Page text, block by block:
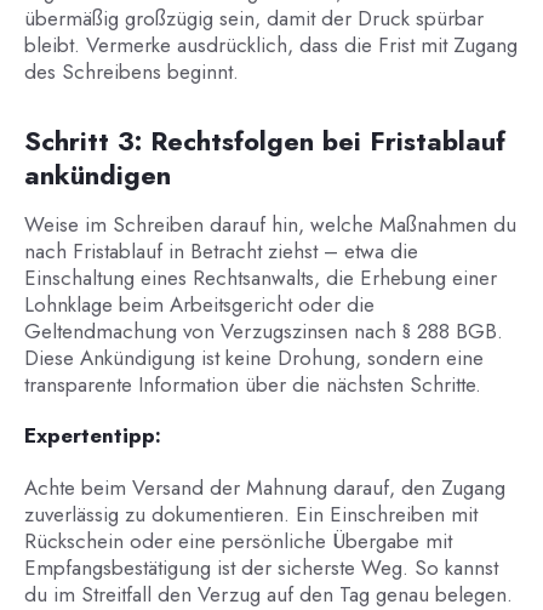
übermäßig großzügig sein, damit der Druck spürbar
bleibt. Vermerke ausdrücklich, dass die Frist mit Zugang
des Schreibens beginnt.
Schritt 3: Rechtsfolgen bei Fristablauf
ankündigen
Weise im Schreiben darauf hin, welche Maßnahmen du
nach Fristablauf in Betracht ziehst – etwa die
Einschaltung eines Rechtsanwalts, die Erhebung einer
Lohnklage beim Arbeitsgericht oder die
Geltendmachung von Verzugszinsen nach § 288 BGB.
Diese Ankündigung ist keine Drohung, sondern eine
transparente Information über die nächsten Schritte.
Expertentipp:
Achte beim Versand der Mahnung darauf, den Zugang
zuverlässig zu dokumentieren. Ein Einschreiben mit
Rückschein oder eine persönliche Übergabe mit
Empfangsbestätigung ist der sicherste Weg. So kannst
du im Streitfall den Verzug auf den Tag genau belegen.